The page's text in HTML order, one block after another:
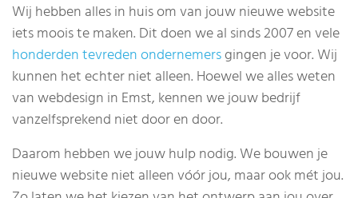
Wij hebben alles in huis om van jouw nieuwe website
iets moois te maken. Dit doen we al sinds 2007 en vele
honderden tevreden ondernemersgingen je voor. Wij
kunnen het echter niet alleen. Hoewel we alles weten
van webdesign in Emst, kennen we jouw bedrijf
vanzelfsprekend niet door en door.
Daarom hebben we jouw hulp nodig. We bouwen je
nieuwe website niet alleen vóór jou, maar ook mét jou.